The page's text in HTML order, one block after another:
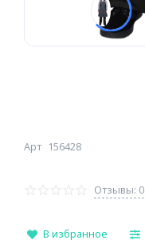
Арт 156428
Отзывы: 0
В избранное